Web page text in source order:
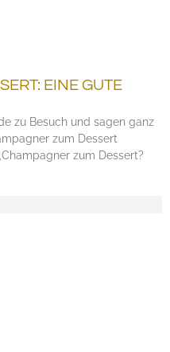
EINE GUTE
zu Besuch und sagen ganz
zum Dessert
zum Dessert?